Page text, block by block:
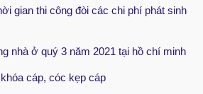
gian thi công đòi các chi phí phát sinh
nhà ở quý 3 năm 2021 tại hồ chí minh
cáp, cóc kẹp cáp